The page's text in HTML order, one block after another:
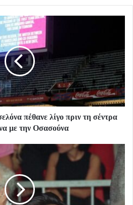
πέθανε λίγο πριν τη σέντρα
με την Οσασούνα